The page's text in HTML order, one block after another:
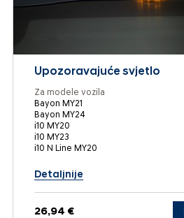
Upozoravajuće svjetlo
Za modele vozila
Bayon MY21
Bayon MY24
i10 MY20
i10 MY23
i10 N Line MY20
Detaljnije
26,94 €